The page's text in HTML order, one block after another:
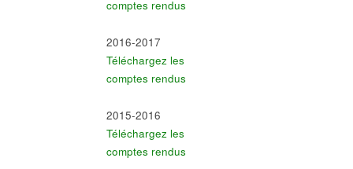
comptes rendus
2016-2017
Téléchargez les
comptes rendus
2015-2016
Téléchargez les
comptes rendus